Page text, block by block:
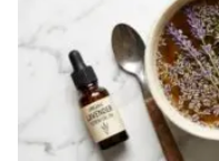
Aguilar-Gonzalez-et-